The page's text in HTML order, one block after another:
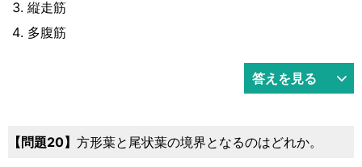
縦走筋
多腹筋
答えを見る
20 方形葉と尾状葉の境界となるのはどれか。